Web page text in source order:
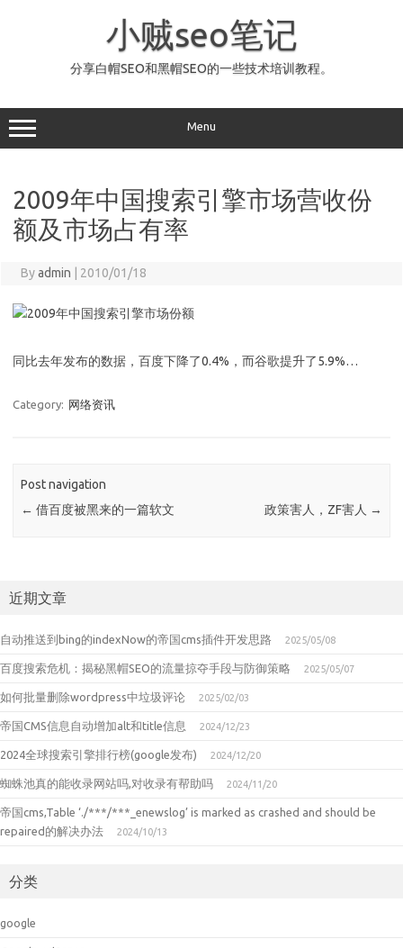
小贼seo笔记
分享白帽SEO和黑帽SEO的一些技术培训教程。
Menu
2009年中国搜索引擎市场营收份
额及市场占有率
Byadmin 2010/01/18
同比去年发布的数据，百度下降了0.4%，而谷歌提升了5.9%…
Category: 网络资讯
Post navigation
← 借百度被黑来的一篇软文 政策害人，ZF害人 →
近期文章
自动推送到bing的indexNow的帝国cms插件开发思路 2025/05/08
百度搜索危机：揭秘黑帽SEO的流量掠夺手段与防御策略 2025/05/07
如何批量删除wordpress中垃圾评论 2025/02/03
帝国CMS信息自动增加alt和title信息 2024/12/23
2024全球搜索引擎排行榜(google发布) 2024/12/20
蜘蛛池真的能收录网站吗,对收录有帮助吗 2024/11/20
帝国cms,Table ‘./***/***_enewslog’ is marked as crashed and should be
repaired的解决办法
2024/10/13
分类
google